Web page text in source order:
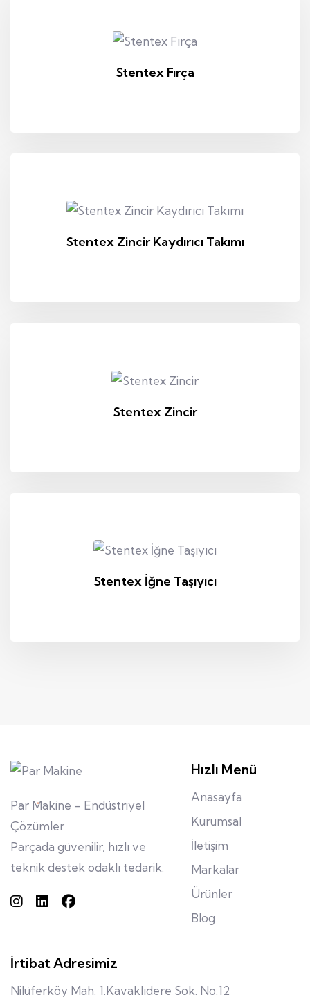
Stentex Fırça
Stentex Zincir Kaydırıcı Takımı
Stentex Zincir
Stentex İğne Taşıyıcı
Par Makine – Endüstriyel
Çözümler
Parçada güvenilir, hızlı ve
teknik destek odaklı tedarik.
Hızlı Menü
Anasayfa
Kurumsal
İletişim
Markalar
Ürünler
Blog
İrtibat Adresimiz
Nilüferköy Mah. 1.Kavaklıdere Sok. No:12